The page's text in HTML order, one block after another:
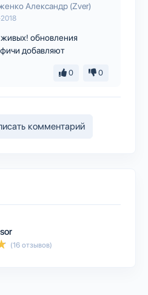
Александр (Zver)
обновления
добавляют
0 0
комментарий
(16 отзывов)